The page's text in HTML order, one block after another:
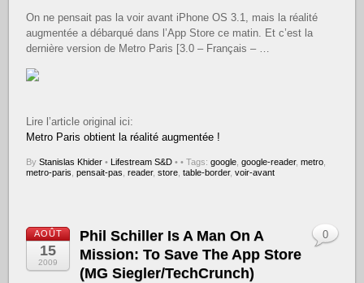
On ne pensait pas la voir avant iPhone OS 3.1, mais la réalité
augmentée a débarqué dans l’App Store ce matin. Et c’est la
dernière version de Metro Paris [3.0 – Français – …
Lire l’article original ici:
Metro Paris obtient la réalité augmentée !
ByStanislas Khider • Lifestream S&D • • Tags:google,google-reader,metro,
metro-paris,pensait-pas,reader,store,table-border,voir-avant
AOÛT
15
2009
Phil Schiller Is A Man On A
Mission: To Save The App Store
(MG Siegler/TechCrunch)
0